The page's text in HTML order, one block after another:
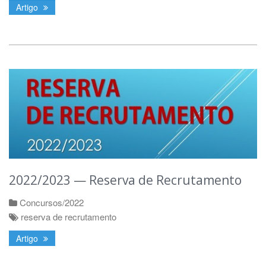
Artigo
2022/2023 — Reserva de Recrutamento
Concursos/2022
reserva de recrutamento
Artigo